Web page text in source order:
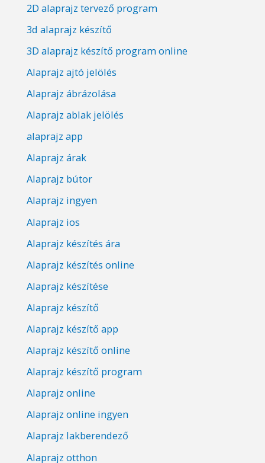
2D alaprajz tervező program
3d alaprajz készítő
3D alaprajz készítő program online
Alaprajz ajtó jelölés
Alaprajz ábrázolása
Alaprajz ablak jelölés
alaprajz app
Alaprajz árak
Alaprajz bútor
Alaprajz ingyen
Alaprajz ios
Alaprajz készítés ára
Alaprajz készítés online
Alaprajz készítése
Alaprajz készítő
Alaprajz készítő app
Alaprajz készítő online
Alaprajz készítő program
Alaprajz online
Alaprajz online ingyen
Alaprajz lakberendező
Alaprajz otthon